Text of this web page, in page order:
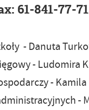
61-841-77-71
- Danuta
- Ludomira
- Kamila
-